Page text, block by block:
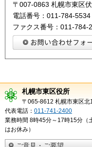
〒007-0863 札幌市東区
電話番号：011-784-5534
ファクス番号：011-784-
札幌市東区役所
〒065-8612 札幌市東区北
代表電話： 011-741-2400
業務時間 8時45分～17時15分（
はお休み）